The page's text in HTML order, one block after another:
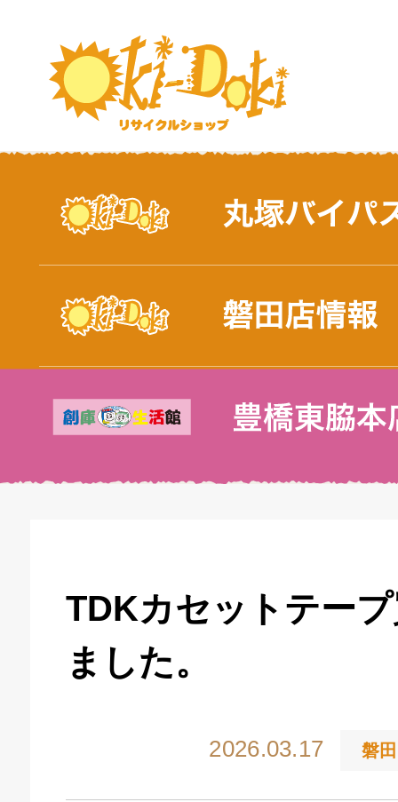
TDKカセットテー
ました。
2026.03.17 磐